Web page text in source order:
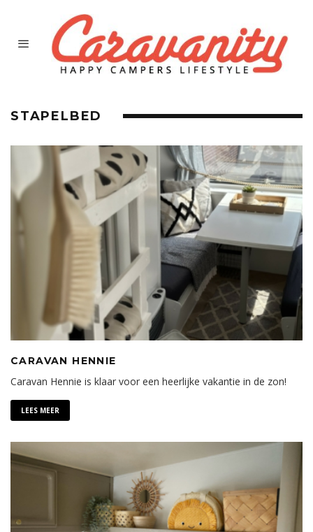
STAPELBED
CARAVAN HENNIE
Caravan Hennie is klaar voor een heerlijke vakantie in de zon!
LEES MEER